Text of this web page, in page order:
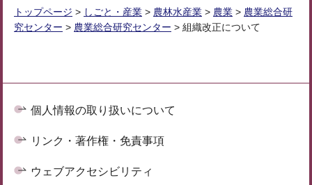
トップページ > しごと・産業 > 農林水産業 > 農業 > 農業総合研
究センター > 農業総合研究センター > 組織改正について
個人情報の取り扱いについて
リンク・著作権・免責事項
ウェブアクセシビリティ